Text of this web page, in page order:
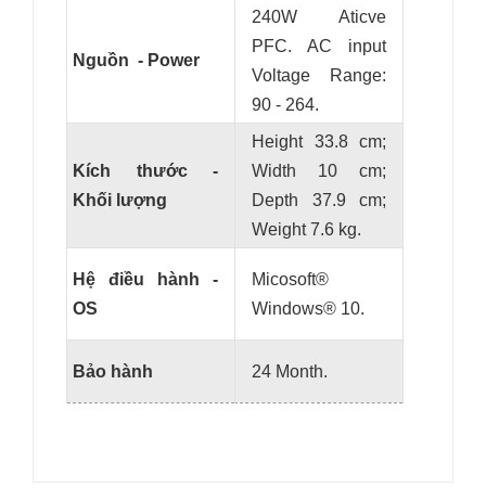
Nguồn - Power
240W Aticve
PFC. AC input
Voltage Range:
90 - 264.
Kích thước -
Khối lượng
Height 33.8 cm;
Width 10 cm;
Depth 37.9 cm;
Weight 7.6 kg.
Hệ điều hành -
OS
Micosoft®
Windows® 10.
Bảo hành 24 Month.